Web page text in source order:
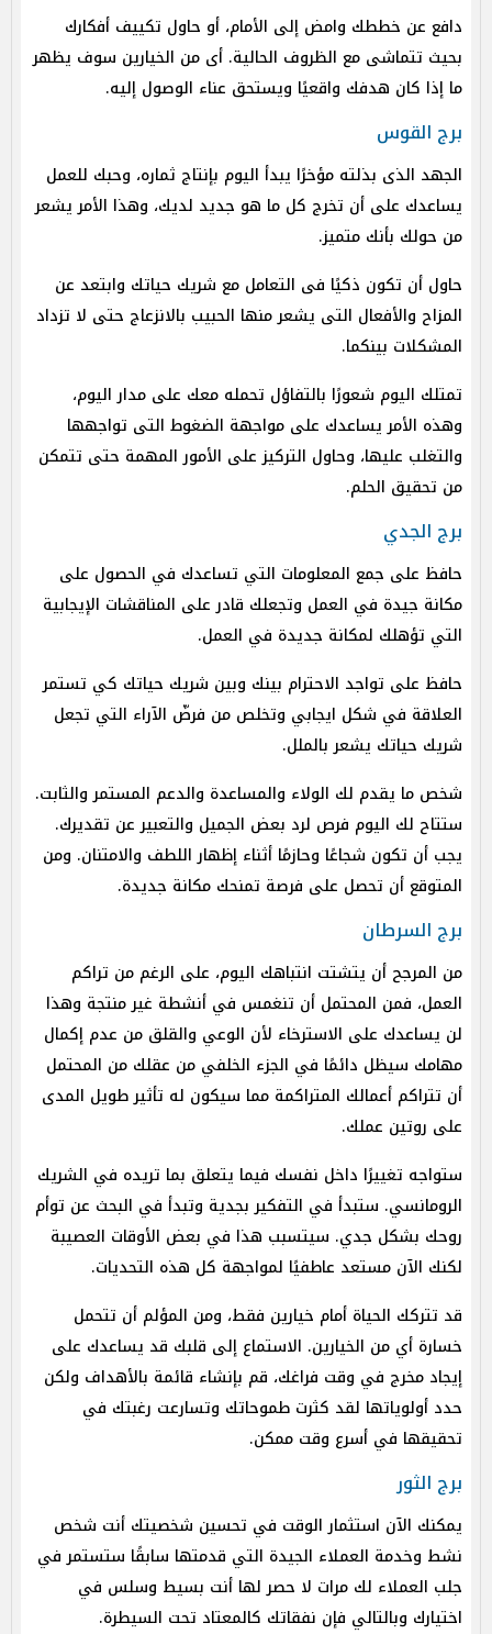
دافع عن خططك وامض إلى الأمام، أو حاول تكييف أفكارك
بحيث تتماشى مع الظروف الحالية. أى من الخيارين سوف يظهر
ما إذا كان هدفك واقعيًا ويستحق عناء الوصول إليه.
برج القوس
الجهد الذى بذلته مؤخرًا يبدأ اليوم بإنتاج ثماره، وحبك للعمل
يساعدك على أن تخرج كل ما هو جديد لديك، وهذا الأمر يشعر
من حولك بأنك متميز.
حاول أن تكون ذكيًا فى التعامل مع شريك حياتك وابتعد عن
المزاح والأفعال التى يشعر منها الحبيب بالانزعاج حتى لا تزداد
المشكلات بينكما.
تمتلك اليوم شعورًا بالتفاؤل تحمله معك على مدار اليوم،
وهذه الأمر يساعدك على مواجهة الضغوط التى تواجهها
والتغلب عليها، وحاول التركيز على الأمور المهمة حتى تتمكن
من تحقيق الحلم.
برج الجدي
حافظ على جمع المعلومات التي تساعدك في الحصول على
مكانة جيدة في العمل وتجعلك قادر على المناقشات الإيجابية
التي تؤهلك لمكانة جديدة في العمل.
حافظ على تواجد الاحترام بينك وبين شريك حياتك كي تستمر
العلاقة في شكل ايجابي وتخلص من فرضّ الآراء التي تجعل
شريك حياتك يشعر بالملل.
شخص ما يقدم لك الولاء والمساعدة والدعم المستمر والثابت.
ستتاح لك اليوم فرص لرد بعض الجميل والتعبير عن تقديرك.
يجب أن تكون شجاعًا وحازمًا أثناء إظهار اللطف والامتنان. ومن
المتوقع أن تحصل على فرصة تمنحك مكانة جديدة.
برج السرطان
من المرجح أن يتشتت انتباهك اليوم، على الرغم من تراكم
العمل، فمن المحتمل أن تنغمس في أنشطة غير منتجة وهذا
لن يساعدك على الاسترخاء لأن الوعي والقلق من عدم إكمال
مهامك سيظل دائمًا في الجزء الخلفي من عقلك من المحتمل
أن تتراكم أعمالك المتراكمة مما سيكون له تأثير طويل المدى
على روتين عملك.
ستواجه تغييرًا داخل نفسك فيما يتعلق بما تريده في الشريك
الرومانسي. ستبدأ في التفكير بجدية وتبدأ في البحث عن توأم
روحك بشكل جدي. سيتسبب هذا في بعض الأوقات العصيبة
لكنك الآن مستعد عاطفيًا لمواجهة كل هذه التحديات.
قد تتركك الحياة أمام خيارين فقط، ومن المؤلم أن تتحمل
خسارة أي من الخيارين. الاستماع إلى قلبك قد يساعدك على
إيجاد مخرج في وقت فراغك، قم بإنشاء قائمة بالأهداف ولكن
حدد أولوياتها لقد كثرت طموحاتك وتسارعت رغبتك في
تحقيقها في أسرع وقت ممكن.
برج الثور
يمكنك الآن استثمار الوقت في تحسين شخصيتك أنت شخص
نشط وخدمة العملاء الجيدة التي قدمتها سابقًا ستستمر في
جلب العملاء لك مرات لا حصر لها أنت بسيط وسلس في
اختيارك وبالتالي فإن نفقاتك كالمعتاد تحت السيطرة.